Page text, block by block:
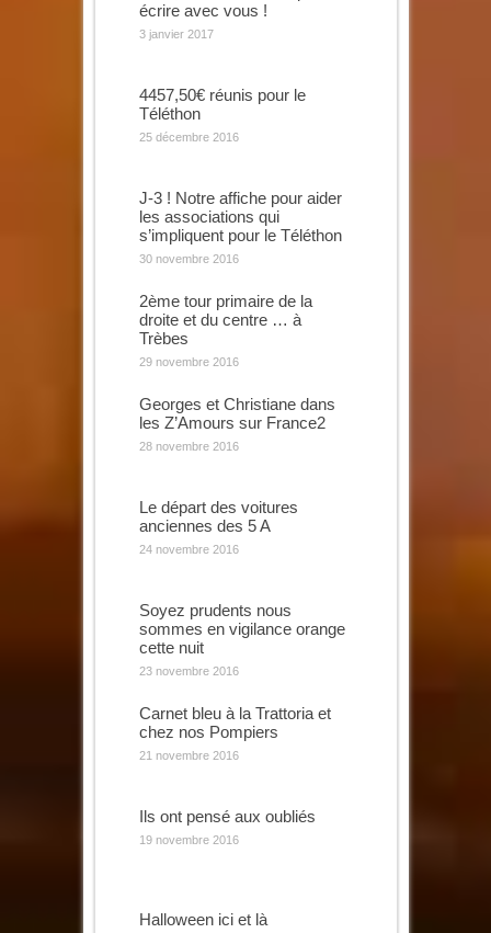
écrire avec vous !
3 janvier 2017
4457,50€ réunis pour le
Téléthon
25 décembre 2016
J-3 ! Notre affiche pour aider
les associations qui
s’impliquent pour le Téléthon
30 novembre 2016
2ème tour primaire de la
droite et du centre … à
Trèbes
29 novembre 2016
Georges et Christiane dans
les Z’Amours sur France2
28 novembre 2016
Le départ des voitures
anciennes des 5 A
24 novembre 2016
Soyez prudents nous
sommes en vigilance orange
cette nuit
23 novembre 2016
Carnet bleu à la Trattoria et
chez nos Pompiers
21 novembre 2016
Ils ont pensé aux oubliés
19 novembre 2016
Halloween ici et là